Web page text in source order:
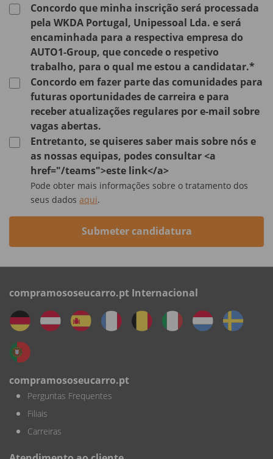
Concordo que minha inscrição será processada
pela WKDA Portugal, Unipessoal Lda. e será
encaminhada para a respectiva empresa do
AUTO1-Group, que concede o respetivo
trabalho, para o qual me estou a candidatar.*
Concordo em fazer parte das comunidades para
futuras oportunidades de carreira e para
receber atualizações regulares por e-mail sobre
vagas abertas.
Entretanto, se quiseres saber mais sobre nós e
as nossas equipas, podes consultar <a
href="/teams">este link</a>
Pode obter mais informações sobre o tratamento dos
seus dadosaqui.
Submeter candidatura
compramososeucarro.pt Internacional
compramososeucarro.pt
Perguntas Frequentes
Filiais
Carreiras